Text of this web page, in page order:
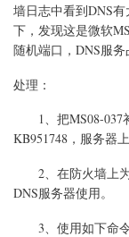
墙日志中看到DNS
下，发现这是微软
随机端口，DNS服务
处理：
1、把MS08-037补
KB951748，服务器
2、在防火墙上为
DNS服务器使用。
3、使用如下命令